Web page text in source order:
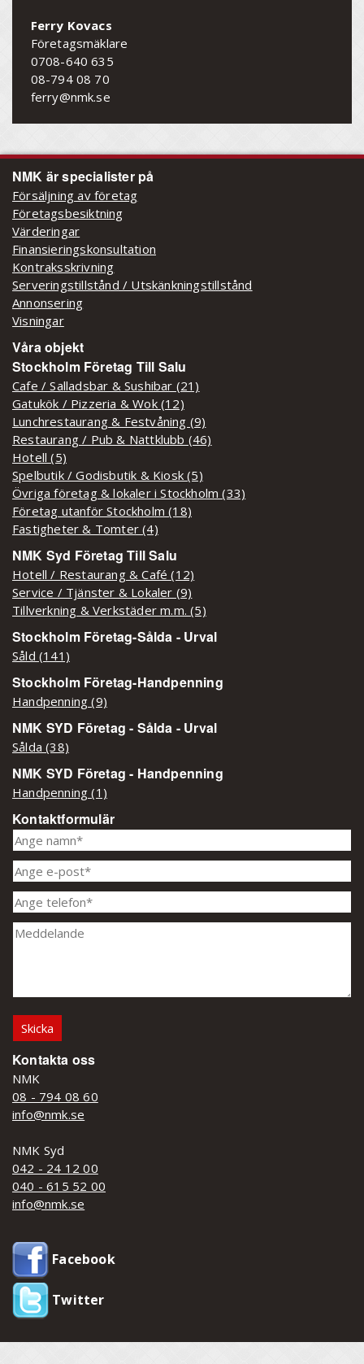
Ferry Kovacs
Företagsmäklare
0708-640 635
08-794 08 70
ferry@nmk.se
NMK är specialister på
Försäljning av företag
Företagsbesiktning
Värderingar
Finansieringskonsultation
Kontraksskrivning
Serveringstillstånd / Utskänkningstillstånd
Annonsering
Visningar
Våra objekt
Stockholm Företag Till Salu
Cafe / Salladsbar & Sushibar (21)
Gatukök / Pizzeria & Wok (12)
Lunchrestaurang & Festvåning (9)
Restaurang / Pub & Nattklubb (46)
Hotell (5)
Spelbutik / Godisbutik & Kiosk (5)
Övriga företag & lokaler i Stockholm (33)
Företag utanför Stockholm (18)
Fastigheter & Tomter (4)
NMK Syd Företag Till Salu
Hotell / Restaurang & Café (12)
Service / Tjänster & Lokaler (9)
Tillverkning & Verkstäder m.m. (5)
Stockholm Företag-Sålda - Urval
Såld (141)
Stockholm Företag-Handpenning
Handpenning (9)
NMK SYD Företag - Sålda - Urval
Sålda (38)
NMK SYD Företag - Handpenning
Handpenning (1)
Kontaktformulär
Kontakta oss
NMK
08 - 794 08 60
info@nmk.se
NMK Syd
042 - 24 12 00
040 - 615 52 00
info@nmk.se
Facebook
Twitter